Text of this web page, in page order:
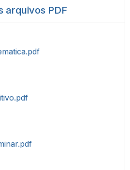
arquivos PDF